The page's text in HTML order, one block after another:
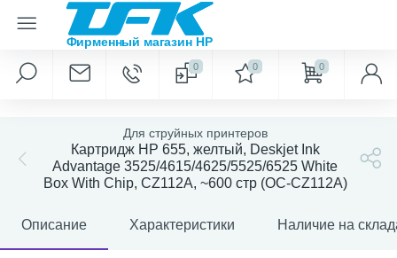
0 0 0
Для струйных принтеров
Картридж HP 655, желтый, Deskjet Ink
Advantage 3525/4615/4625/5525/6525 White
Box With Chip, CZ112A, ~600 стр (OC-CZ112A)
Описание Характеристики Наличие на